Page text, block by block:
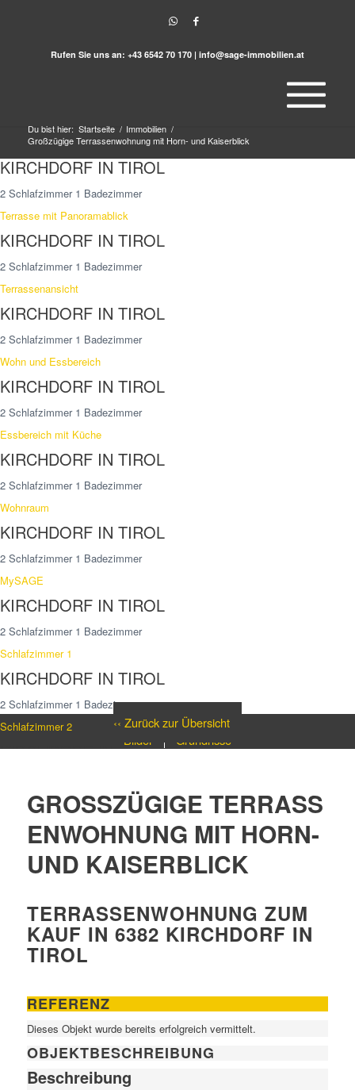
Rufen Sie uns an: +43 6542 70 170 | info@sage-immobilien.at
Du bist hier: Startseite / Immobilien /
Großzügige Terrassenwohnung mit Horn- und Kaiserblick
KIRCHDORF IN TIROL
2 Schlafzimmer 1 Badezimmer
Terrasse mit Panoramablick
KIRCHDORF IN TIROL
2 Schlafzimmer 1 Badezimmer
Terrassenansicht
KIRCHDORF IN TIROL
2 Schlafzimmer 1 Badezimmer
Wohn und Essbereich
KIRCHDORF IN TIROL
2 Schlafzimmer 1 Badezimmer
Essbereich mit Küche
KIRCHDORF IN TIROL
2 Schlafzimmer 1 Badezimmer
Wohnraum
KIRCHDORF IN TIROL
2 Schlafzimmer 1 Badezimmer
MySAGE
KIRCHDORF IN TIROL
2 Schlafzimmer 1 Badezimmer
Schlafzimmer 1
KIRCHDORF IN TIROL
2 Schlafzimmer 1 Badezimmer
Schlafzimmer 2
KIRCHDORF IN TIROL
Badezimmer
‹‹ Zurück zur Übersicht
Bilder
Grundrisse
GROSSZÜGIGE TERRASSE
NWOHNUNG MIT HORN- U
ND KAISERBLICK
TERRASSENWOHNUNG ZUM
KAUF IN 6382 KIRCHDORF IN
TIROL
REFERENZ
Dieses Objekt wurde bereits erfolgreich vermittelt.
OBJEKT­BESCHREIBUNG
Beschreibung